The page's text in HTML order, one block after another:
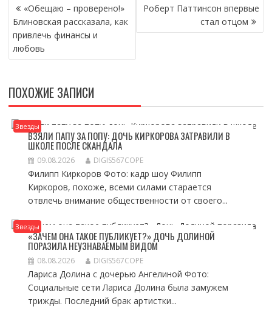
НАВИГАЦИЯ
ПО
ЗАПИСЯМ
«Обещаю – проверено!»
Блиновская рассказала, как
привлечь финансы и
любовь
Роберт Паттинсон впервые
стал отцом
ПОХОЖИЕ ЗАПИСИ
Звезды
ВЗЯЛИ ПАПУ ЗА ПОПУ: ДОЧЬ КИРКОРОВА ЗАТРАВИЛИ В
ШКОЛЕ ПОСЛЕ СКАНДАЛА
09.08.2026 DIGIS567COPE
Филипп Киркоров Фото: кадр шоу Филипп
Киркоров, похоже, всеми силами старается
отвлечь внимание общественности от своего...
Звезды
«ЗАЧЕМ ОНА ТАКОЕ ПУБЛИКУЕТ?» ДОЧЬ ДОЛИНОЙ
ПОРАЗИЛА НЕУЗНАВАЕМЫМ ВИДОМ
08.08.2026 DIGIS567COPE
Лариса Долина с дочерью Ангелиной Фото:
Социальные сети Лариса Долина была замужем
трижды. Последний брак артистки...